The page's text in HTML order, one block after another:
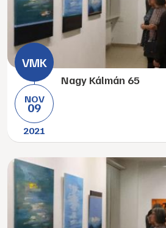
NOV
09
2021
Nagy Kálmán 65